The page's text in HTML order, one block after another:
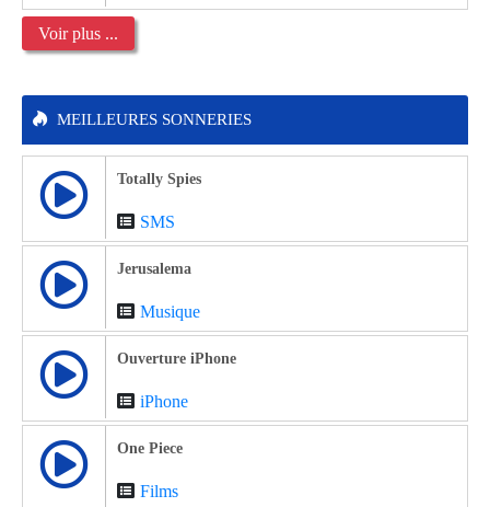
Voir plus ...
MEILLEURES SONNERIES
Totally Spies
SMS
Jerusalema
Musique
Ouverture iPhone
iPhone
One Piece
Films